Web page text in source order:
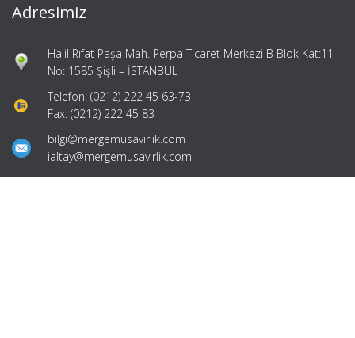
Adresimiz
Halil Rıfat Paşa Mah. Perpa Ticaret Merkezi B Blok Kat:11
No: 1585 Şişli – İSTANBUL
Telefon: (0212) 222 45 63-73
Fax: (0212) 222 45 83
bilgi@mergemusavirlik.com
ialtay@mergemusavirlik.com